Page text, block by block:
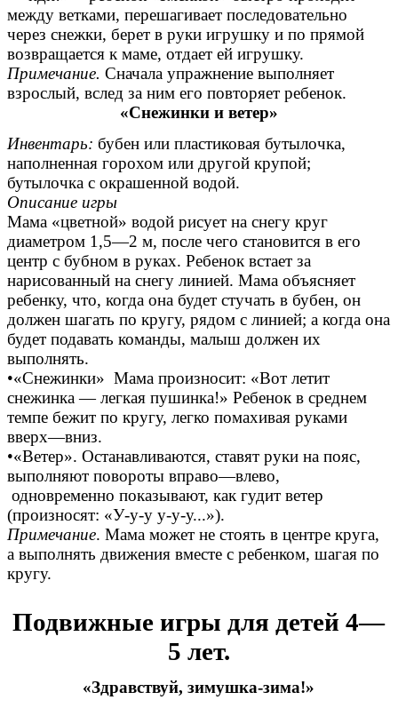
между ветками, перешагивает последовательно
через снежки, берет в руки игрушку и по прямой
возвращается к маме, отдает ей игрушку.
Примечание. Сначала упражнение выполняет
взрослый, вслед за ним его повторяет ребенок.
«Снежинки и ветер»
Инвентарь: бубен или пластиковая бутылочка,
наполненная горохом или другой крупой;
бутылочка с окрашенной водой.
Описание игры
Мама «цветной» водой рисует на снегу круг
диаметром 1,5—2 м, после чего становится в его
центр с бубном в руках. Ребенок встает за
нарисованный на снегу линией. Мама объясняет
ребенку, что, когда она будет стучать в бубен, он
должен шагать по кругу, рядом с линией; а когда она
будет подавать команды, малыш должен их
выполнять.
•«Снежинки» Мама произносит: «Вот летит
снежинка — легкая пушинка!» Ребенок в среднем
темпе бежит по кругу, легко помахивая руками
вверх—вниз.
•«Ветер». Останавливаются, ставят руки на пояс,
выполняют повороты вправо—влево,
одновременно показывают, как гудит ветер
(произносят: «У-у-у у-у-у...»).
Примечание. Мама может не стоять в центре круга,
а выполнять движения вместе с ребенком, шагая по
кругу.
Подвижные игры для детей 4—
5 лет.
«Здравствуй, зимушка-зима!»